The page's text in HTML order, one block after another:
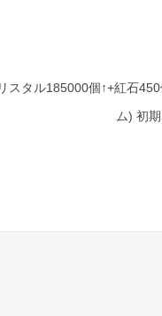
スタル185000個↑+紅石
ム) 初